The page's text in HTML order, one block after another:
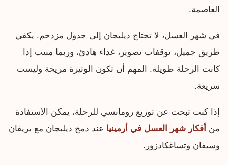
العاصمة.
في شهر العسل، لا تحتاج ديليجان إلى جدول مزدحم. يكفي
طريق جميل، توقفات تصوير، غداء هادئ، وربما مبيت إذا
كانت الرحلة طويلة. المهم أن تكون الوتيرة مريحة وليست
سريعة.
إذا كنت تبحث عن توزيع رومانسي للرحلة، يمكن الاستفادة
من أفكار شهر العسل في أرمينيا عند دمج ديليجان مع يريفان
وسيفان وتساغكادزور.